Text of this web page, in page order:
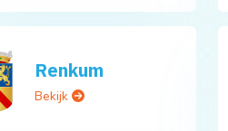
Renkum
Bekijk